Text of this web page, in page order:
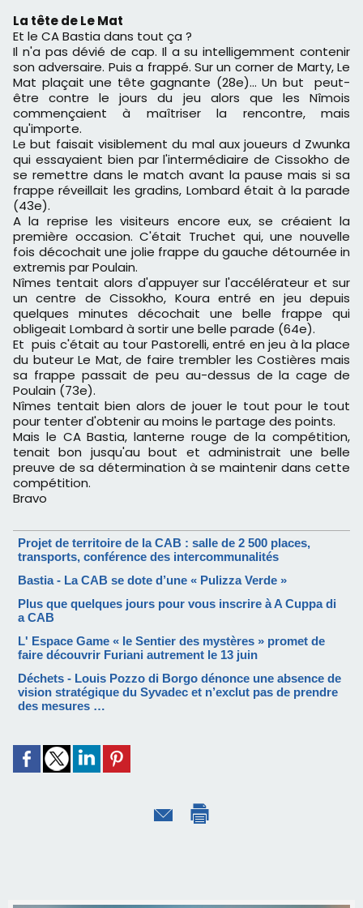
La tête de Le Mat
Et le CA Bastia dans tout ça ?
Il n'a pas dévié de cap. Il a su intelligemment contenir
son adversaire. Puis a frappé. Sur un corner de Marty, Le
Mat plaçait une tête gagnante (28e)... Un but peut-
être contre le jours du jeu alors que les Nîmois
commençaient à maîtriser la rencontre, mais
qu'importe.
Le but faisait visiblement du mal aux joueurs d Zwunka
qui essayaient bien par l'intermédiaire de Cissokho de
se remettre dans le match avant la pause mais si sa
frappe réveillait les gradins, Lombard était à la parade
(43e).
A la reprise les visiteurs encore eux, se créaient la
première occasion. C'était Truchet qui, une nouvelle
fois décochait une jolie frappe du gauche détournée in
extremis par Poulain.
Nîmes tentait alors d'appuyer sur l'accélérateur et sur
un centre de Cissokho, Koura entré en jeu depuis
quelques minutes décochait une belle frappe qui
obligeait Lombard à sortir une belle parade (64e).
Et puis c'était au tour Pastorelli, entré en jeu à la place
du buteur Le Mat, de faire trembler les Costières mais
sa frappe passait de peu au-dessus de la cage de
Poulain (73e).
Nîmes tentait bien alors de jouer le tout pour le tout
pour tenter d'obtenir au moins le partage des points.
Mais le CA Bastia, lanterne rouge de la compétition,
tenait bon jusqu'au bout et administrait une belle
preuve de sa détermination à se maintenir dans cette
compétition.
Bravo
Projet de territoire de la CAB : salle de 2 500 places,
transports, conférence des intercommunalités
Bastia - La CAB se dote d’une « Pulizza Verde »
Plus que quelques jours pour vous inscrire à A Cuppa di
a CAB
L' Espace Game « le Sentier des mystères » promet de
faire découvrir Furiani autrement le 13 juin
Déchets - Louis Pozzo di Borgo dénonce une absence de
vision stratégique du Syvadec et n’exclut pas de prendre
des mesures …